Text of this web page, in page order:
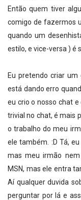
Então quem tiver
comigo de fazermos
quando um
estilo, e vice-versa ) é
Eu pretendo criar
está dando erro
eu crio o nosso chat
trivial no chat, é mais
o trabalho do meu
ele também. :D Tá,
mas meu irmão
MSN, mas ele entra
Aí qualquer duvida
perguntar por lá e